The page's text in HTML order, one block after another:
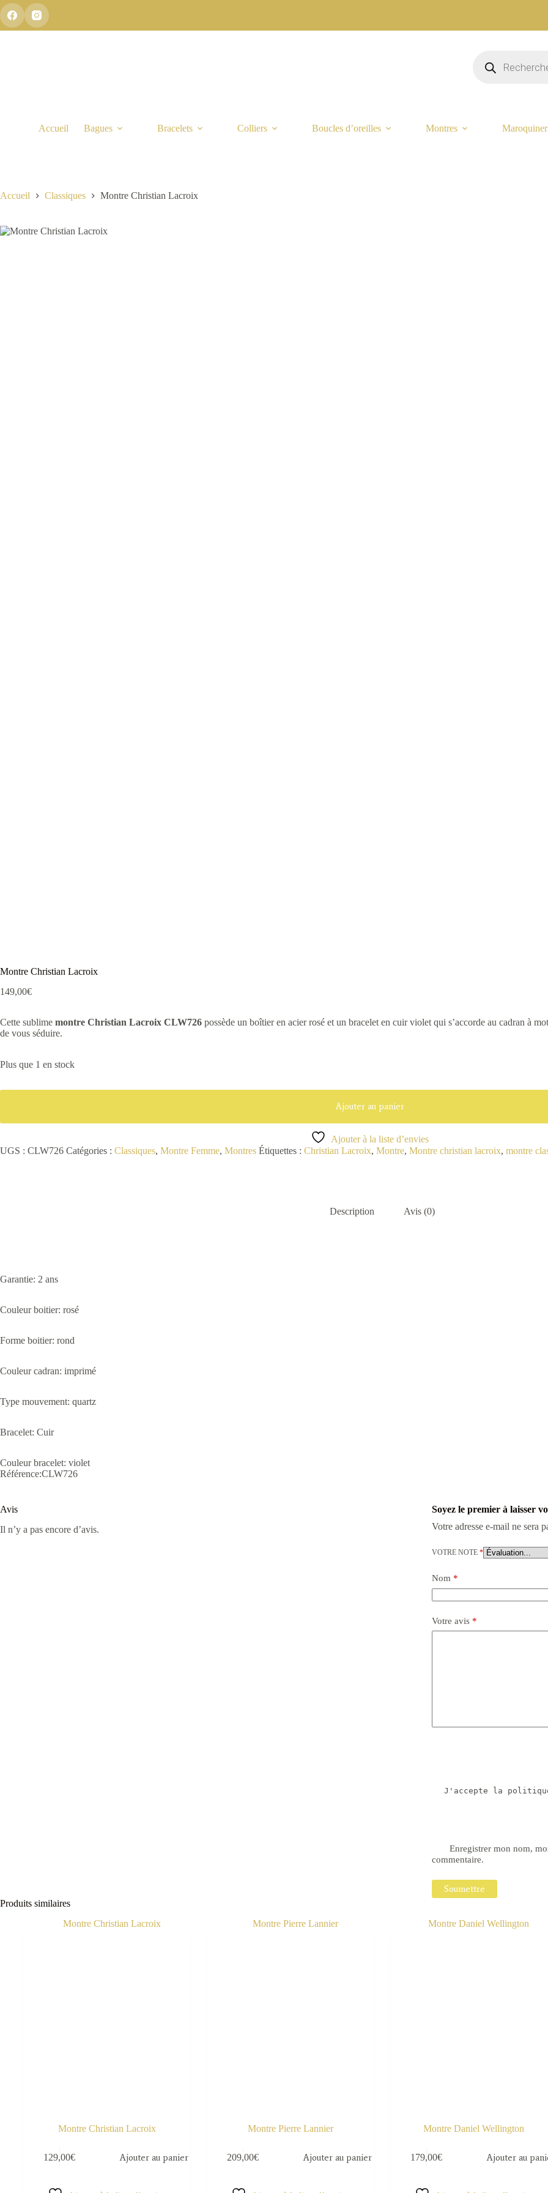
Passer
au
contenu
produits
Accueil Bagues Bracelets Colliers Boucles d’oreilles Montres
Accueil Classiques Montre Christian Lacroix
Montre Christian Lacroix
149,00€
Cette sublime montre Christian Lacroix CLW726 possède un boîtier en acier rosé et un bracelet en cuir violet qui s’accorde au cadran à
de vous séduire.
Plus que 1 en stock
Ajouter au panier
Ajouter à la liste d’envies
UGS : CLW726 Catégories : Classiques, Montre Femme, Montres Étiquettes : Christian Lacroix, Montre, Montre christian lacroix, montre
Description Avis (0)
Garantie: 2 ans
Couleur boitier: rosé
Forme boitier: rond
Couleur cadran: imprimé
Type mouvement: quartz
Bracelet: Cuir
Couleur bracelet: violet
Référence:CLW726
Avis
Il n’y a pas encore d’avis.
Soyez le premier à laisser
Votre adresse e-mail ne sera
VOTRE NOTE *
Nom*
Votre avis *
J'accepte la
Enregistrer mon nom,
commentaire.
Soumettre
Produits similaires
Montre Christian Lacroix
129,00€ Ajouter au panier
Montre Pierre Lannier
209,00€ Ajouter au panier
Montre Daniel Wellington
179,00€ Ajouter au